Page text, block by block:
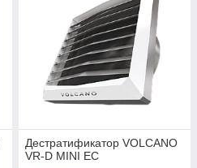
Дестратификатор VOLCANO
VR-D MINI EC